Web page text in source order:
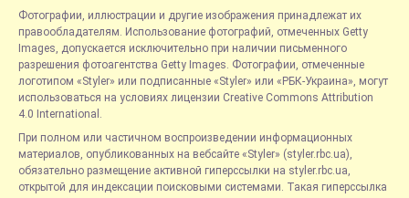
Фотографии, иллюстрации и другие изображения принадлежат их
правообладателям. Использование фотографий, отмеченных Getty
Images, допускается исключительно при наличии письменного
разрешения фотоагентства Getty Images. Фотографии, отмеченные
логотипом «Styler» или подписанные «Styler» или «РБК-Украина», могут
использоваться на условиях лицензии Creative Commons Attribution
4.0 International.
При полном или частичном воспроизведении информационных
материалов, опубликованных на вебсайте «Styler» (styler.rbc.ua),
обязательно размещение активной гиперссылки на styler.rbc.ua,
открытой для индексации поисковыми системами. Такая гиперссылка